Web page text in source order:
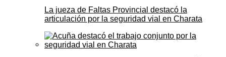
La jueza de Faltas Provincial destacó la
articulación por la seguridad vial en Charata